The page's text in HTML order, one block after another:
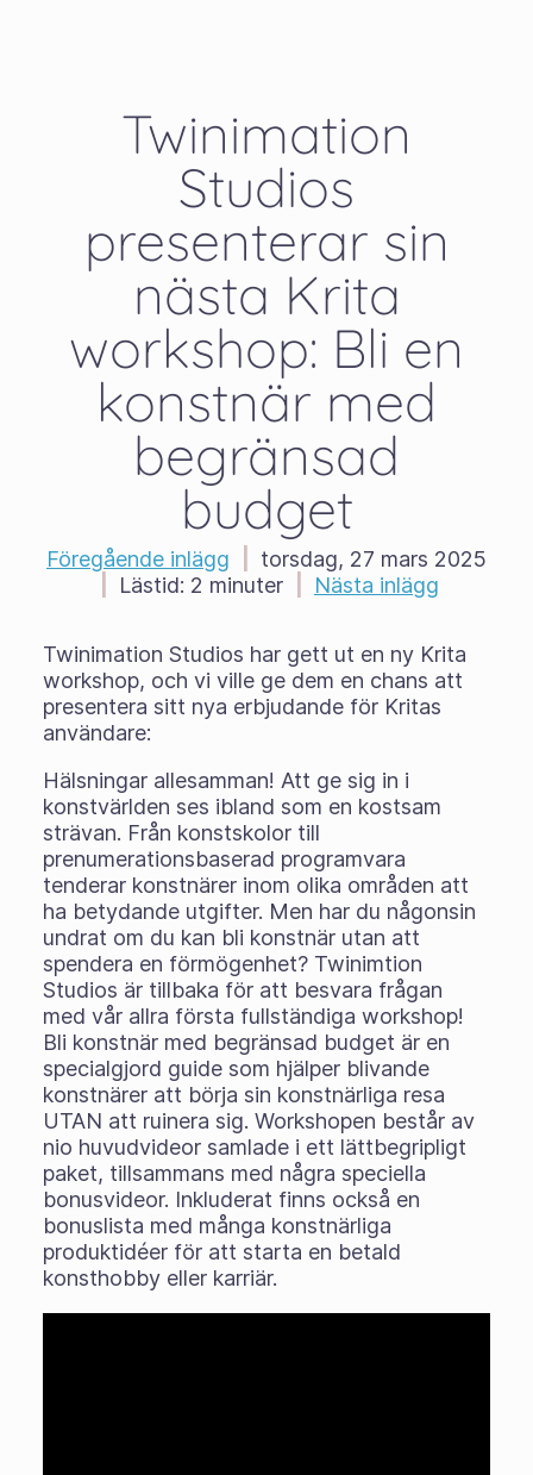
Twinimation
Studios
presenterar sin
nästa Krita
workshop: Bli en
konstnär med
begränsad
budget
Föregående inlägg
torsdag, 27 mars 2025
Lästid: 2 minuter Nästa inlägg
Twinimation Studios har gett ut en ny Krita
workshop, och vi ville ge dem en chans att
presentera sitt nya erbjudande för Kritas
användare:
Hälsningar allesamman! Att ge sig in i
konstvärlden ses ibland som en kostsam
strävan. Från konstskolor till
prenumerationsbaserad programvara
tenderar konstnärer inom olika områden att
ha betydande utgifter. Men har du någonsin
undrat om du kan bli konstnär utan att
spendera en förmögenhet? Twinimtion
Studios är tillbaka för att besvara frågan
med vår allra första fullständiga workshop!
Bli konstnär med begränsad budget är en
specialgjord guide som hjälper blivande
konstnärer att börja sin konstnärliga resa
UTAN att ruinera sig. Workshopen består av
nio huvudvideor samlade i ett lättbegripligt
paket, tillsammans med några speciella
bonusvideor. Inkluderat finns också en
bonuslista med många konstnärliga
produktidéer för att starta en betald
konsthobby eller karriär.